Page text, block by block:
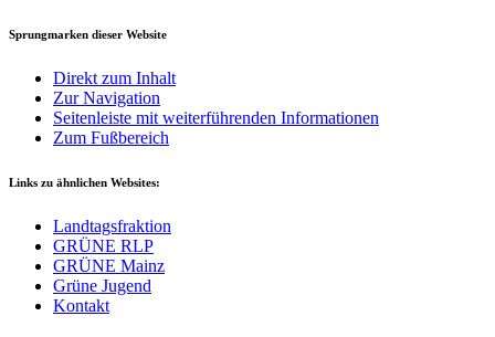
Sprungmarken dieser Website
Direkt zum Inhalt
Zur Navigation
Seitenleiste mit weiterführenden Informationen
Zum Fußbereich
Links zu ähnlichen Websites:
Landtagsfraktion
GRÜNE RLP
GRÜNE Mainz
Grüne Jugend
Kontakt